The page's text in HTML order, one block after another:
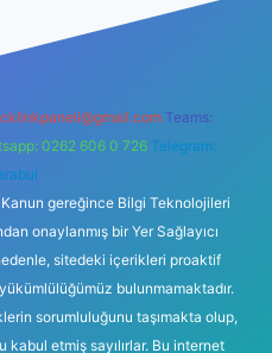
Teams:
0262 606 0 726 Telegram:
Kanun gereğince Bilgi Teknolojileri
onaylanmış bir Yer Sağlayıcı
sitedeki içerikleri proaktif
bulunmamaktadır.
sorumluluğunu taşımakta olup,
etmiş sayılırlar. Bu internet